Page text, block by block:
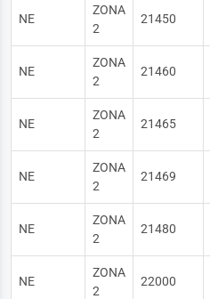
NE
ZONA
2
21450
NE
ZONA
2
21460
NE
ZONA
2
21465
NE
ZONA
2
21469
NE
ZONA
2
21480
NE
ZONA
2
22000